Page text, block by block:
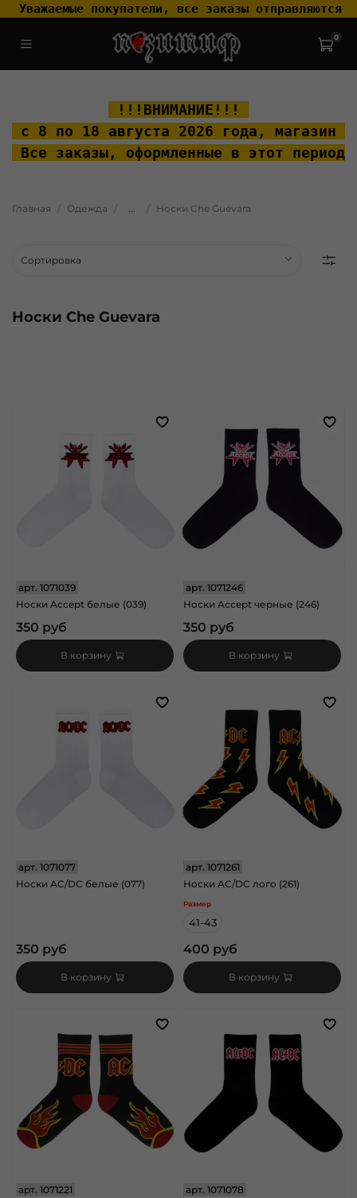
Уважаемые покупатели, все заказы отправляются
0
!!!ВНИМАНИЕ!!!
с 8 по 18 августа 2026 года, магазин
Все заказы, оформленные в этот
Главная Одежда Носки Che Guevara
Носки Che Guevara
арт. 1071039
Носки Accept белые (039)
350 руб
В корзину
арт.1071246
Носки Accept черные (246)
350 руб
В корзину
арт. 1071077
Носки AC/DC белые (077)
350 руб
В корзину
арт.1071261
Носки AC/DC лого (261)
Размер
41-43
400 руб
В корзину
арт. 1071221
арт.1071078